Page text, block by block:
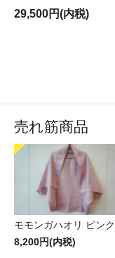
29,500円(内税)
売れ筋商品
モモンガハオリ ピンク
8,200円(内税)